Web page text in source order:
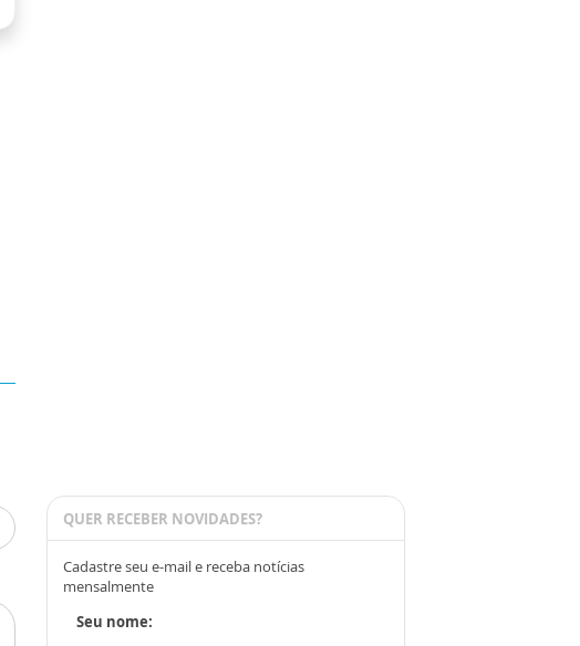
QUER RECEBER NOVIDADES?
Cadastre seu e-mail e receba notícias
mensalmente
Seu nome: